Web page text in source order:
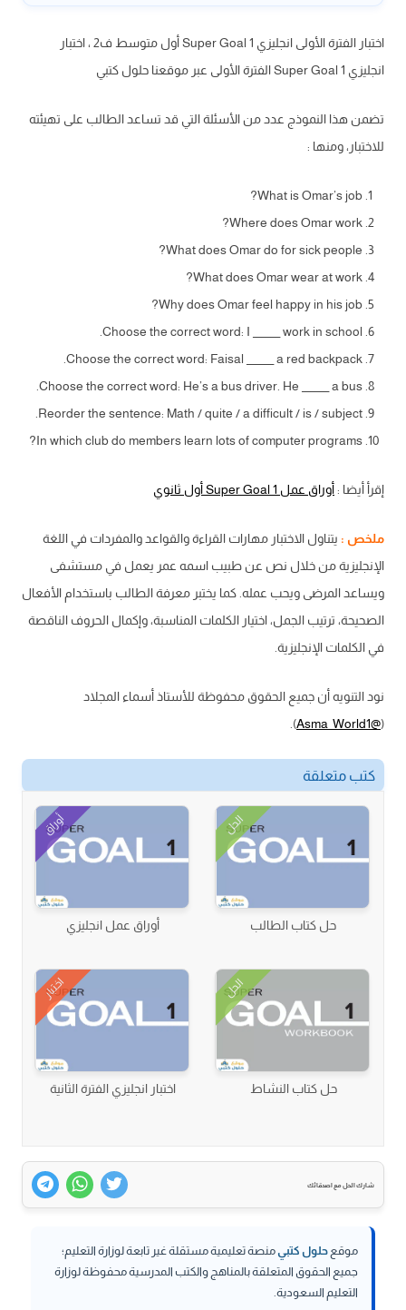
اختبار الفترة الأولى انجليزي Super Goal 1 أول متوسط ف2 ، اختبار
انجليزي Super Goal 1 الفترة الأولى عبر موقعنا حلول كتبي
تضمن هذا النموذج عدد من الأسئلة التي قد تساعد الطالب على تهيئته
للاختبار، ومنها :
What is Omar’s job?
Where does Omar work?
What does Omar do for sick people?
What does Omar wear at work?
Why does Omar feel happy in his job?
Choose the correct word: I ______ work in school.
Choose the correct word: Faisal ______ a red backpack.
Choose the correct word: He’s a bus driver. He ______ a bus.
Reorder the sentence: Math / quite / a difficult / is / subject.
In which club do members learn lots of computer programs?
إقرأ أيضا :أوراق عمل Super Goal 1 أول ثانوي
ملخص : يتناول الاختبار مهارات القراءة والقواعد والمفردات في اللغة
الإنجليزية من خلال نص عن طبيب اسمه عمر يعمل في مستشفى
ويساعد المرضى ويحب عمله. كما يختبر معرفة الطالب باستخدام الأفعال
الصحيحة، ترتيب الجمل، اختيار الكلمات المناسبة، وإكمال الحروف الناقصة
في الكلمات الإنجليزية.
نود التنويه أن جميع الحقوق محفوظة للأستاذ أسماء المجلاد
(
@Asma_World1
).
كتب متعلقة
الحل
حل كتاب الطالب
أوراق
أوراق عمل انجليزي
الحل
حل كتاب النشاط
اختبار
اختبار انجليزي الفترة الثانية
شارك الحل مع اصدقائك
موقع حلول كتبيمنصة تعليمية مستقلة غير تابعة لوزارة التعليم؛
جميع الحقوق المتعلقة بالمناهج والكتب المدرسية محفوظة لوزارة
التعليم السعودية.